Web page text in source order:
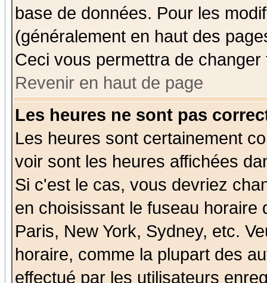
base de données. Pour les
(généralement en haut des
Ceci vous permettra de
Revenir en haut de page
Les heures ne sont pas
Les heures sont certainement
voir sont les heures affichées
Si c'est le cas, vous devriez
en choisissant le fuseau
Paris, New York, Sydney, etc.
horaire, comme la plupart des
effectué par les utilisateurs